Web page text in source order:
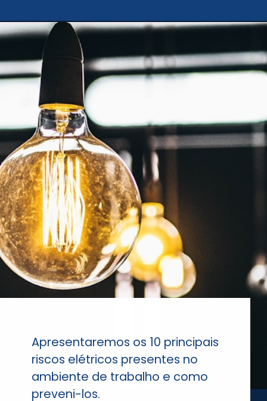
Apresentaremos os 10 principais
riscos elétricos presentes no
ambiente de trabalho e como
preveni-los.